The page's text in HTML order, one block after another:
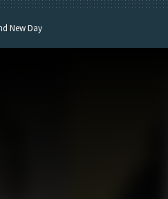
New Day